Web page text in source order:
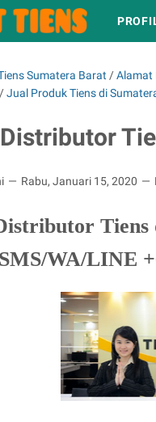
Sumatera Barat /Alamat
/Jual Produk Tiens di
Rabu, Januari 15, 2020
Tiens
WA/LINE